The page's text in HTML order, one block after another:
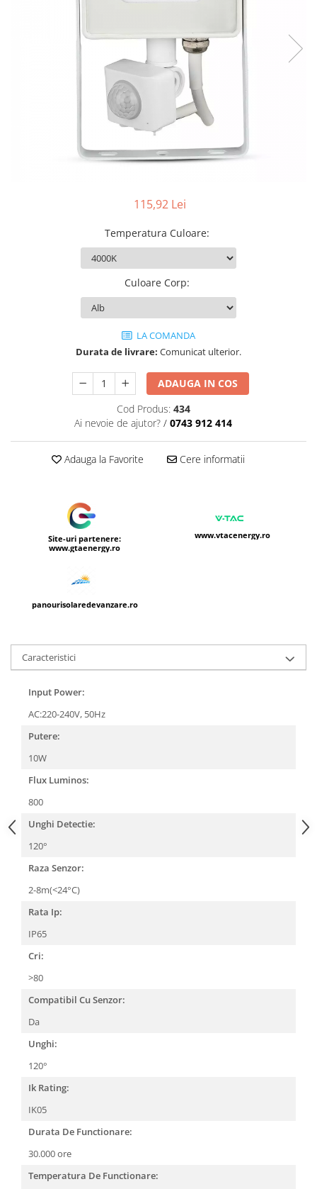
Lămpi de Birou
115,92 Lei
Temperatura Culoare:
Culoare Corp:
LA COMANDA
Durata de livrare: Comunicat ulterior.
ADAUGA IN COS
Cod Produs: 434
Ai nevoie de ajutor? / 0743 912 414
Adauga la Favorite Cere informatii
Site-uri partenere:
www.gtaenergy.ro
www.vtacenergy.ro
panourisolaredevanzare.ro
Caracteristici
Input Power:
AC:220-240V, 50Hz
Putere:
10W
Flux Luminos:
800
Unghi Detectie:
120°
Raza Senzor:
2-8m(<24°C)
Rata Ip:
IP65
Cri:
>80
Compatibil Cu Senzor:
Da
Unghi:
120°
Ik Rating:
IK05
Durata De Functionare:
30.000 ore
Temperatura De Functionare: